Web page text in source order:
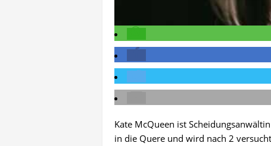
Kate McQueen ist
in die Quere und wird nach 2